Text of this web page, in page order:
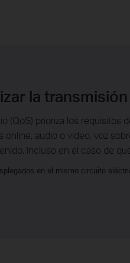
la
(QoS) prioriza los
audio o video, voz
incluso en el caso de
en el mismo circuito